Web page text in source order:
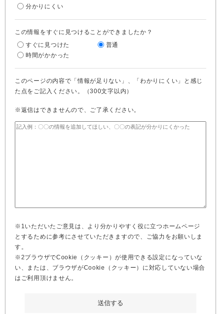
分かりにくい
この情報をすぐに見つけることができましたか？
すぐに見つけた
普通
時間がかかった
このページの内容で「情報が足りない」、「わかりにくい」と感じ
た点をご記入ください。（300文字以内）
※返信はできませんので、ご了承ください。
※1いただいたご意見は、より分かりやすく役に立つホームページ
とするために参考にさせていただきますので、ご協力をお願いしま
す。
※2ブラウザでCookie（クッキー）が使用できる設定になっていな
い、または、ブラウザがCookie（クッキー）に対応していない場合
はご利用頂けません。